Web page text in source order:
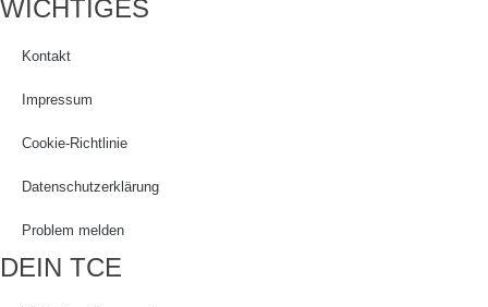
WICHTIGES
Kontakt
Impressum
Cookie-Richtlinie
Datenschutzerklärung
Problem melden
DEIN TCE